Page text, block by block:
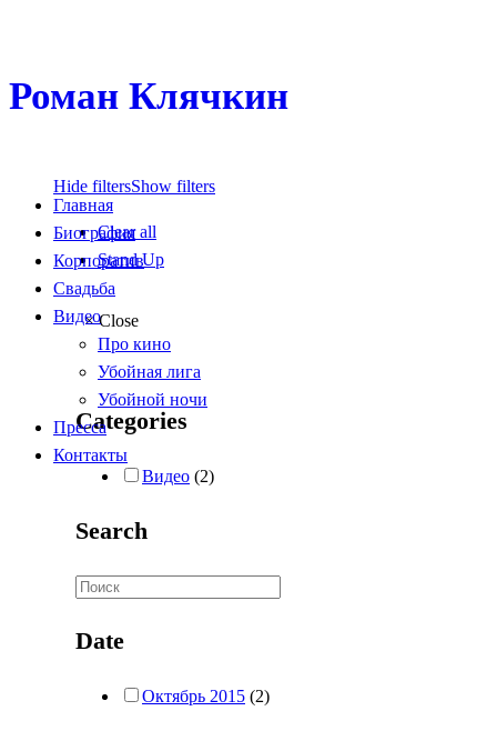
Роман Клячкин
Главная
Биография
Корпоратив
Свадьба
Видео
Про кино
Убойная лига
Убойной ночи
Пресса
Контакты
Hide filtersShow filters
Clear all
Stand Up
×Close
Categories
Видео (2)
Search
Date
Октябрь 2015 (2)